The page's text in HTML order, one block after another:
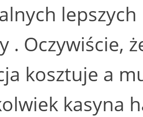
. Oczywiście,
kosztuje a
kasyna